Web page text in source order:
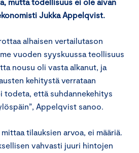
Jukka Appelqvist.
alhaisen vertailutason
vuoden syyskuussa teollisuus
nousu oli vasta alkanut, ja
kehitystä verrataan
todeta, että suhdannekehitys
Appelqvist sanoo.
tilauksien arvoa, ei määriä.
vahvasti juuri hintojen